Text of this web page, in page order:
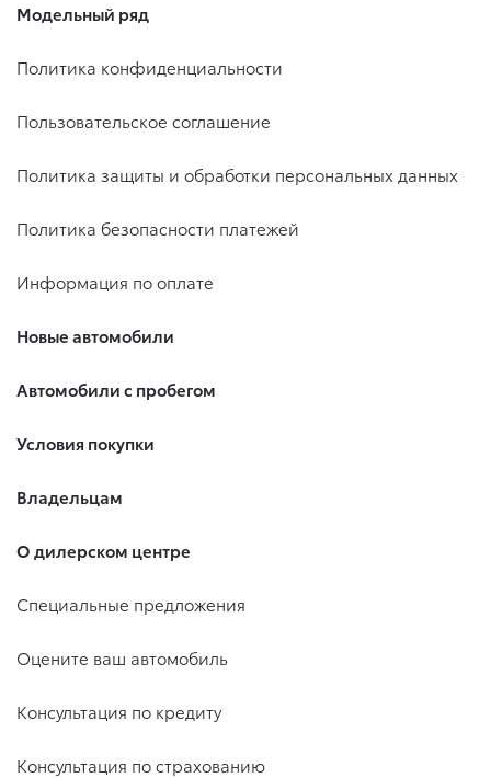
Модельный ряд
Политика конфиденциальности
Пользовательское соглашение
Политика защиты и обработки персональных данных
Политика безопасности платежей
Информация по оплате
Новые автомобили
Автомобили с пробегом
Условия покупки
Владельцам
О дилерском центре
Специальные предложения
Оцените ваш автомобиль
Консультация по кредиту
Консультация по страхованию